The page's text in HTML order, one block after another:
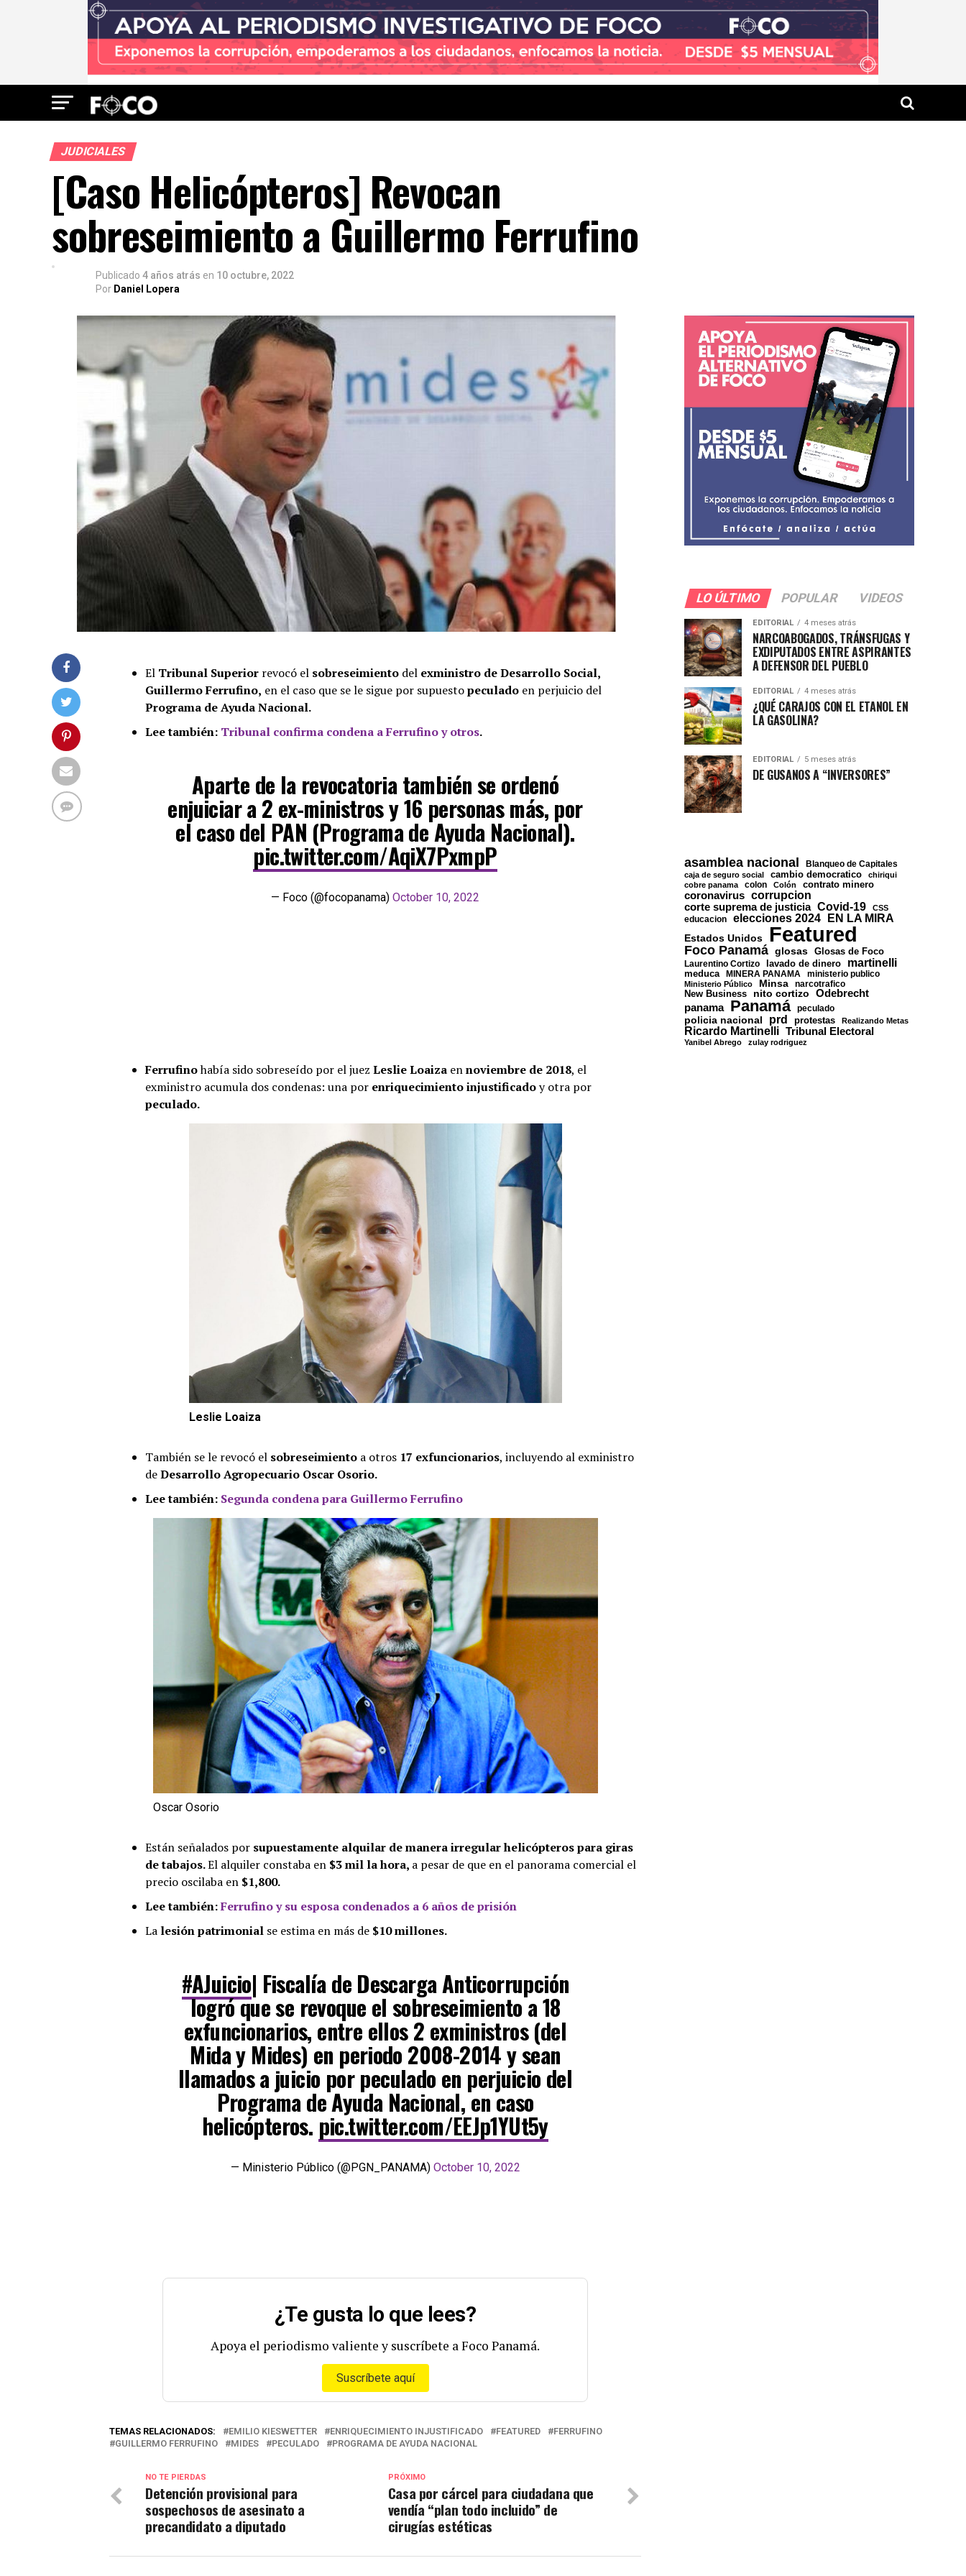
JUDICIALES
[Caso Helicópteros] Revocan
sobreseimiento a Guillermo Ferrufino
Publicado 4 años atrás en 10 octubre, 2022
Por Daniel Lopera
El Tribunal Superior revocó el sobreseimiento del exministro de Desarrollo Social,
Guillermo Ferrufino, en el caso que se le sigue por supuestopeculado en perjuicio del
Programa de Ayuda Nacional.
Lee también: Tribunal confirma condena a Ferrufino y otros.
Aparte de la revocatoria también se ordenó
enjuiciar a 2 ex-ministros y 16 personas más, por
el caso del PAN (Programa de Ayuda Nacional).
pic.twitter.com/AqiX7PxmpP
— Foco (@focopanama) October 10, 2022
Ferrufinohabía sido sobreseído por el juez Leslie Loaiza ennoviembre de 2018, el
exministro acumula dos condenas: una por enriquecimiento injustificadoy otra por
peculado.
Leslie Loaiza
También se le revocó el sobreseimiento a otros 17 exfuncionarios, incluyendo al exministro
deDesarrollo Agropecuario Oscar Osorio.
Lee también: Segunda condena para Guillermo Ferrufino
Oscar Osorio
Están señalados por supuestamente alquilar de manera irregular helicópteros para giras
de tabajos.El alquiler constaba en $3 mil la hora, a pesar de que en el panorama comercial el
precio oscilaba en $1,800.
Lee también:Ferrufino y su esposa condenados a 6 años de prisión
La lesión patrimonial se estima en más de $10 millones.
#AJuicio| Fiscalía de Descarga Anticorrupción
logró que se revoque el sobreseimiento a 18
exfuncionarios, entre ellos 2 exministros (del
Mida y Mides) en periodo 2008-2014 y sean
llamados a juicio por peculado en perjuicio del
Programa de Ayuda Nacional, en caso
helicópteros. pic.twitter.com/EEJp1YUt5y
— Ministerio Público (@PGN_PANAMA) October 10, 2022
¿Te gusta lo que lees?
Apoya el periodismo valiente y suscríbete a Foco Panamá.
Suscríbete aquí
TEMAS RELACIONADOS: EMILIO KIESWETTER ENRIQUECIMIENTO INJUSTIFICADO FEATURED
FERRUFINO
GUILLERMO FERRUFINO
MIDES PECULADO PROGRAMA DE AYUDA NACIONAL
PRÓXIMO
Casa por cárcel para ciudadana que
vendía “plan todo incluido” de
cirugías estéticas
NO TE PIERDAS
Detención provisional para
sospechosos de asesinato a
precandidato a diputado
LO ÚLTIMO POPULAR VIDEOS
EDITORIAL 4 meses atrás
NARCOABOGADOS, TRÁNSFUGAS Y
EXDIPUTADOS ENTRE ASPIRANTES
A DEFENSOR DEL PUEBLO
EDITORIAL 4 meses atrás
¿QUÉ CARAJOS CON EL ETANOL EN
LA GASOLINA?
EDITORIAL 5 meses atrás
DE GUSANOS A “INVERSORES”
asamblea nacional Blanqueo de Capitales
caja de seguro social cambio democratico
chiriqui
cobre panama
colon Colón contrato minero
coronavirus corrupcion
corte suprema de justicia Covid-19 CSS
educacion elecciones 2024 EN LA MIRA
Estados Unidos Featured
Foco Panamá glosas Glosas de Foco
Laurentino Cortizo lavado de dinero martinelli
meduca MINERA PANAMA ministerio publico
Ministerio Público Minsa
narcotrafico
New Business
nito cortizo Odebrecht
panama Panamá peculado
policia nacional prd protestas Realizando Metas
Ricardo Martinelli Tribunal Electoral
Yanibel Abrego zulay rodriguez